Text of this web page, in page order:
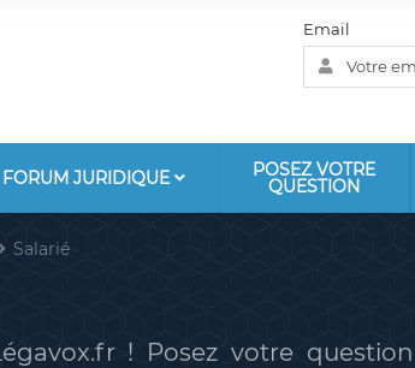
Email
FORUM JURIDIQUE POSEZ VOTRE
QUESTION
Salarié
! Posez votre question